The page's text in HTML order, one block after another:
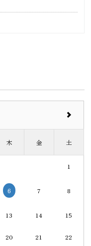
木 金 土
1
6 7 8
13 14 15
20 21 22